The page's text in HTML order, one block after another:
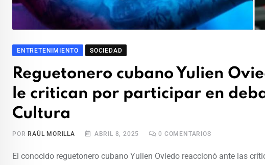
ENTRETENIMIENTO SOCIEDAD
Reguetonero cubano Yulien
le critican por participar en
Cultura
POR RAÚL MORILLA ABRIL 8, 2025 0 COMENTARIOS
El conocido reguetonero cubano Yulien Oviedo reaccionó ante las